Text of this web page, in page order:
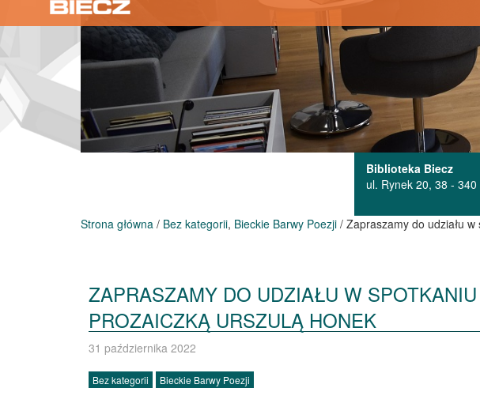
Biblioteka Biecz
ul. Rynek 20, 38 - 340
Strona główna / Bez kategorii, Bieckie Barwy Poezji / Zapraszamy do udziału
ZAPRASZAMY DO UDZIAŁU W
PROZAICZKĄ URSZULĄ HONEK
31 października 2022
Bez kategorii Bieckie Barwy Poezji